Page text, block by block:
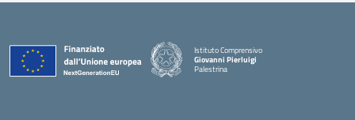
Istituto Comprensivo
Giovanni Pierluigi
Palestrina